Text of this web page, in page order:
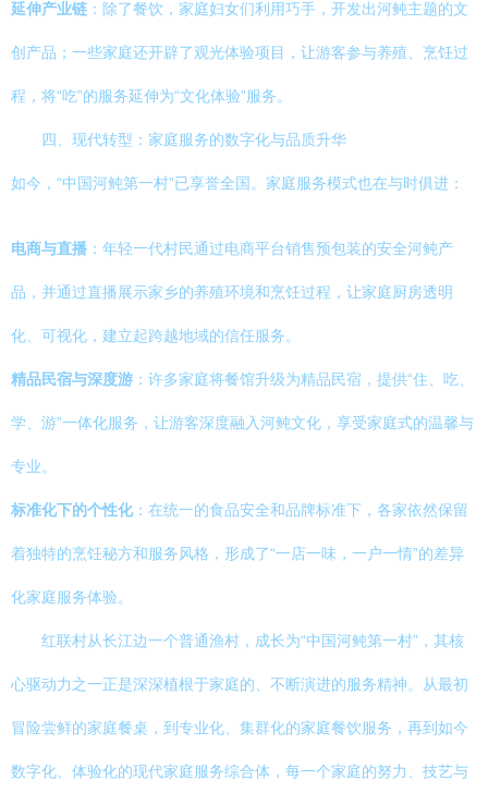
延伸产业链 ：除了餐饮，家庭妇女们利用巧手，开发出河鲀主题的文
创产品；一些家庭还开辟了观光体验项目，让游客参与养殖、烹饪过
程，将“吃”的服务延伸为“文化体验”服务。
四、现代转型：家庭服务的数字化与品质升华
如今，“中国河鲀第一村”已享誉全国。家庭服务模式也在与时俱进：
电商与直播 ：年轻一代村民通过电商平台销售预包装的安全河鲀产
品，并通过直播展示家乡的养殖环境和烹饪过程，让家庭厨房透明
化、可视化，建立起跨越地域的信任服务。
精品民宿与深度游 ：许多家庭将餐馆升级为精品民宿，提供“住、吃、
学、游”一体化服务，让游客深度融入河鲀文化，享受家庭式的温馨与
专业。
标准化下的个性化：在统一的食品安全和品牌标准下，各家依然保留
着独特的烹饪秘方和服务风格，形成了“一店一味，一户一情”的差异
化家庭服务体验。
红联村从长江边一个普通渔村，成长为“中国河鲀第一村”，其核
心驱动力之一正是深深植根于家庭的、不断演进的服务精神。从最初
冒险尝鲜的家庭餐桌，到专业化、集群化的家庭餐饮服务，再到如今
数字化、体验化的现代家庭服务综合体，每一个家庭的努力、技艺与